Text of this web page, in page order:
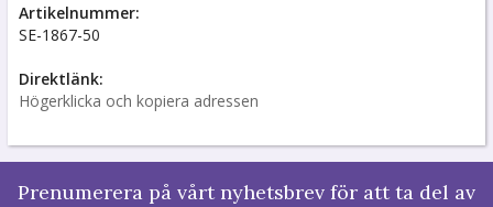
Artikelnummer:
SE-1867-50
Direktlänk:
Högerklicka och kopiera adressen
Prenumerera på vårt nyhetsbrev för att ta del av